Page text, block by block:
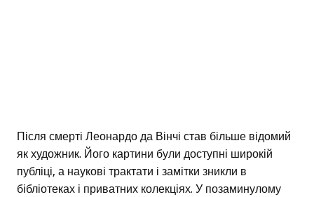
Після смерті Леонардо да Вінчі став більше відомий
як художник. Його картини були доступні широкій
публіці, а наукові трактати і замітки зникли в
бібліотеках і приватних колекціях. У позаминулому